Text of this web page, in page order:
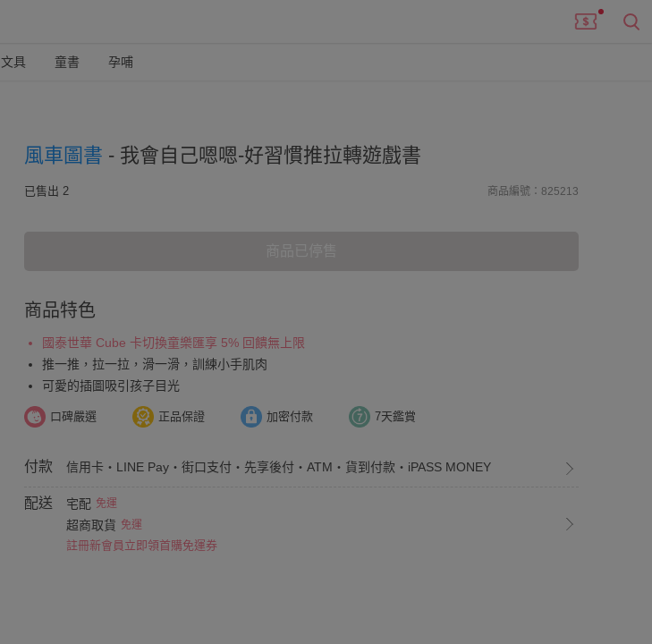
文具 童書 孕哺
風車圖書 - 我會自己嗯嗯-好習慣推拉轉遊戲書
已售出 2 商品編號：825213
商品特色
國泰世華 Cube 卡切換童樂匯享 5% 回饋無上限
推一推，拉一拉，滑一滑，訓練小手肌肉
可愛的插圖吸引孩子目光
口碑嚴選 正品保證 加密付款 7天鑑賞
付款 信用卡・LINE Pay・街口支付・先享後付・ATM・貨到付款・iPASS MONEY
配送 宅配 免運
超商取貨 免運
註冊新會員立即領首購免運券